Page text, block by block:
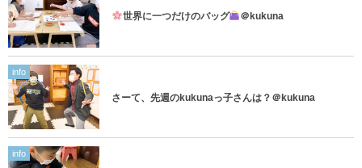
世界に一つだけのバッグ ＠kukuna
info
さーて、先週のkukunaっ子さんは？＠kukuna
info